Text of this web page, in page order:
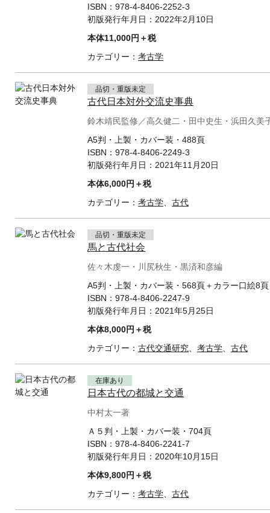
ISBN： 978-4-8406-2252-3
初版発行年月日： 2022年2月10日
本体11,000円＋税
カテゴリー： 考古学
品切・重版未定
古代日本対外交流史事典
鈴木靖民監修／高久健二・田中史生・浜田久美
A5判・上製・カバー装・488頁
ISBN： 978-4-8406-2249-3
初版発行年月日： 2021年11月20日
本体6,000円＋税
カテゴリー： 考古学、 古代
品切・重版未定
馬と古代社会
佐々木虔一・川尻秋生・黒済和彦編
A5判・上製・カバー装・568頁＋カラー口絵8頁
ISBN： 978-4-8406-2247-9
初版発行年月日： 2021年5月25日
本体8,000円＋税
カテゴリー： 古代交通研究、 考古学、 古代
在庫あり
日本古代の都城と交通
中村太一著
Ａ５判・上製・カバー装・704頁
ISBN： 978-4-8406-2241-7
初版発行年月日： 2020年10月15日
本体9,800円＋税
カテゴリー： 考古学、 古代